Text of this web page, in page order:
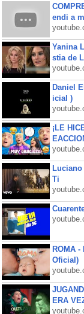
endi a
Yanina
stia de
Daniel
icial )
¡LE
Luciano
Ti
ROMA
Oficial)
ERA